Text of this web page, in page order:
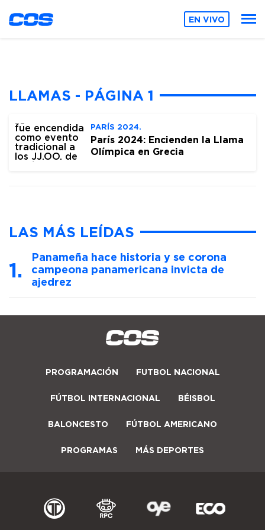
EN VIVO
LLAMAS - PÁGINA 1
PARÍS 2024.
París 2024: Encienden la Llama
Olímpica en Grecia
LAS MÁS LEÍDAS
Panameña hace historia y se corona
campeona panamericana invicta de
ajedrez
PROGRAMACIÓN FUTBOL NACIONAL
FÚTBOL INTERNACIONAL BÉISBOL
BALONCESTO FÚTBOL AMERICANO
PROGRAMAS MÁS DEPORTES